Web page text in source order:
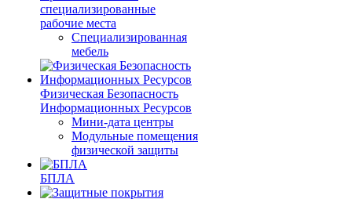
специализированные
рабочие места
Специализированная
мебель
Физическая Безопасность
Информационных Ресурсов
Мини-дата центры
Модульные помещения
физической защиты
БПЛА